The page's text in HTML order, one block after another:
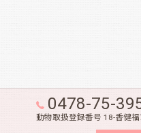
0478-75-
動物取扱登録番号 18-香健